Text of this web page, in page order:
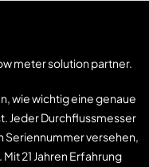
meter solution partner.
wie wichtig eine genaue
Jeder Durchflussmesser
Seriennummer versehen,
21 Jahren Erfahrung